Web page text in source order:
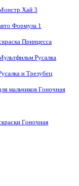
Хай 3
Формула 1
Принцесса
Русалка
и Трезубец
мальчиков Гоночная
Гоночная